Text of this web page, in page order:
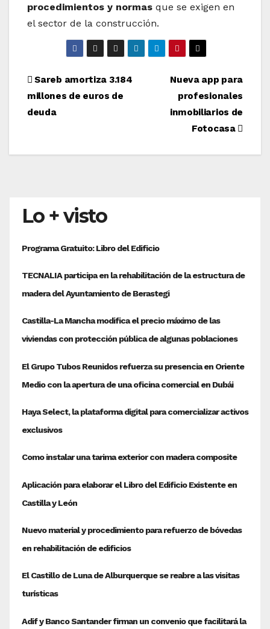
procedimientos y normas que se exigen en
el sector de la construcción.
Navegación
de
Nueva app para
profesionales
inmobiliarios de
Fotocasa
Sareb amortiza 3.184
millones de euros de
deuda
Lo + visto